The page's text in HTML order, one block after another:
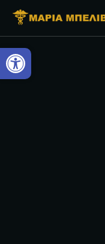
Open toolbar